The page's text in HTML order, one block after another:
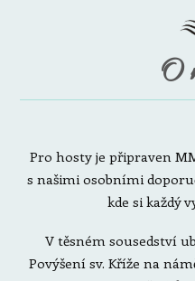
O
Pro hosty je připraven
s našimi osobními
kde si každý
V těsném sousedství
Povýšení sv. Kříže na